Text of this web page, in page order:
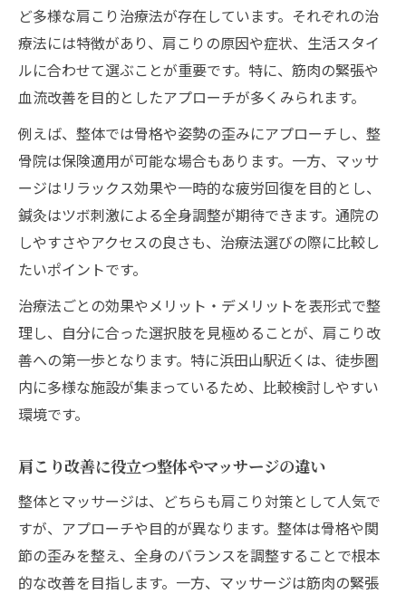
肩こり改善を目指す浜田山駅周辺の特徴
肩こり治療を始める前に知っておきたいこ
と
肩こり対策で注目される整体の選び方
肩こりに悩む方へのおすすめケア法
実践しやすい肩こり治療で快適な毎日を
肩こり治療で押さえたい実践ポイント表
肩こり改善に役立つ生活習慣の見直し
肩こり治療の継続がもたらすメリット
肩こり治療を無理なく続けるコツ
ど多様な肩こり治療法が存在しています。それぞれの治
療法には特徴があり、肩こりの原因や症状、生活スタイ
ルに合わせて選ぶことが重要です。特に、筋肉の緊張や
血流改善を目的としたアプローチが多くみられます。
例えば、整体では骨格や姿勢の歪みにアプローチし、整
骨院は保険適用が可能な場合もあります。一方、マッサ
ージはリラックス効果や一時的な疲労回復を目的とし、
鍼灸はツボ刺激による全身調整が期待できます。通院の
しやすさやアクセスの良さも、治療法選びの際に比較し
たいポイントです。
治療法ごとの効果やメリット・デメリットを表形式で整
理し、自分に合った選択肢を見極めることが、肩こり改
善への第一歩となります。特に浜田山駅近くは、徒歩圏
内に多様な施設が集まっているため、比較検討しやすい
環境です。
肩こり改善に役立つ整体やマッサージの違い
整体とマッサージは、どちらも肩こり対策として人気で
すが、アプローチや目的が異なります。整体は骨格や関
節の歪みを整え、全身のバランスを調整することで根本
的な改善を目指します。一方、マッサージは筋肉の緊張